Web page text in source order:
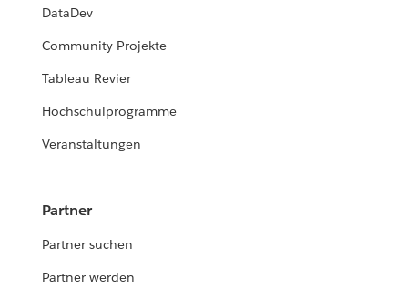
DataDev
Community-Projekte
Tableau Revier
Hochschulprogramme
Veranstaltungen
Partner
Partner suchen
Partner werden